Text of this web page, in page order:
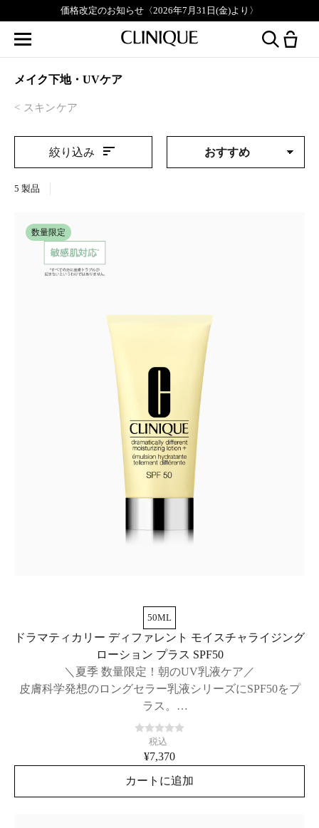
価格改定のお知らせ〈2026年7月31日(金)より〉
メイク下地・UVケア
スキンケア
絞り込み
5 製品
数量限定
50ML
ドラマティカリー ディファレント モイスチャライジング
ローション プラス SPF50
＼夏季 数量限定！朝のUV乳液ケア／
皮膚科学発想のロングセラー乳液シリーズにSPF50をプ
ラス。
紫外線と乾燥から肌を守る、日中用乳液。
税込
¥7,370
カートに追加